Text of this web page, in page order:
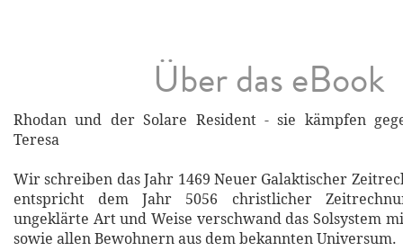
Über das eBook
Rhodan und der Solare Resident - sie kämpfen
Teresa
Wir schreiben das Jahr 1469 Neuer Galaktischer
entspricht dem Jahr 5056 christlicher
ungeklärte Art und Weise verschwand das Solsystem
sowie allen Bewohnern aus dem bekannten Universum.